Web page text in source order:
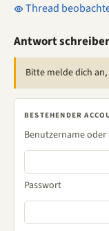
Thread
Antwort
Bitte melde dich
BESTEHENDER
Benutzername oder
Passwort